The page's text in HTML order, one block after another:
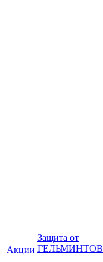
Акции
Защита от
ГЕЛЬМИНТОВ